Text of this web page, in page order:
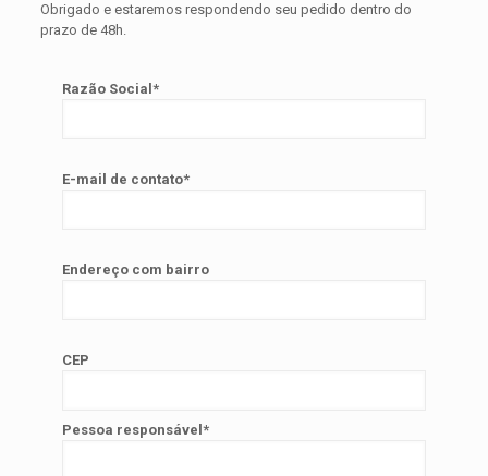
Obrigado e estaremos respondendo seu pedido dentro do
prazo de 48h.
Razão Social*
E-mail de contato*
Endereço com bairro
CEP
Pessoa responsável*